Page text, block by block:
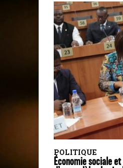
POLITIQUE
Économie sociale